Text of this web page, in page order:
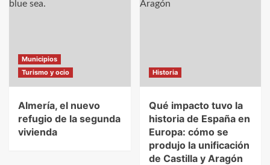
Municipios
Turismo y ocio
Almería, el nuevo
refugio de la segunda
vivienda
Historia
Qué impacto tuvo la
historia de España en
Europa: cómo se
produjo la unificación
de Castilla y Aragón